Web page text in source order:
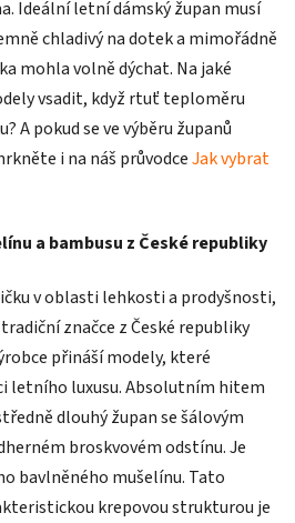
Ideální letní dámský župan musí
chladivý na dotek a mimořádně
mohla volně dýchat. Na jaké
vsadit, když rtuť teploměru
A pokud se ve výběru županů
i na náš průvodceJak vybrat
a bambusu z České republiky
v oblasti lehkosti a prodyšnosti,
značce z České republiky
přináší modely, které
letního luxusu. Absolutním hitem
dlouhý župan se šálovým
broskvovém odstínu. Je
bavlněného mušelínu. Tato
krepovou strukturou je